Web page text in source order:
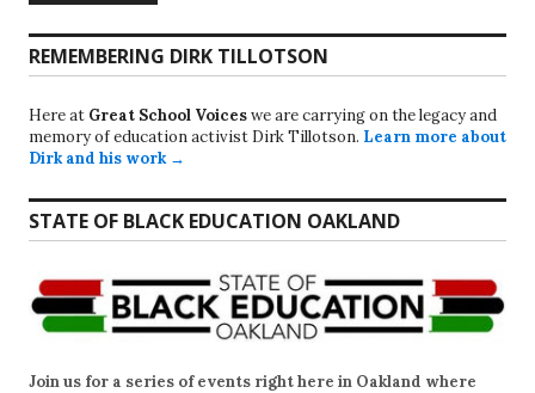
REMEMBERING DIRK TILLOTSON
Here at Great School Voiceswe are carrying on the legacy and
memory of education activist Dirk Tillotson. Learn more about
Dirk and his work →
STATE OF BLACK EDUCATION OAKLAND
Join us for a series of events right here in Oakland where